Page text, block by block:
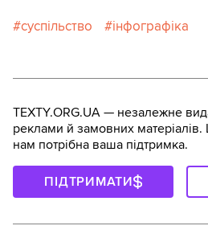
суспільство інфографіка
TEXTY.ORG.UA — незалежне
реклами й замовних
нам потрібна ваша підтримка.
ПІДТРИМАТИ